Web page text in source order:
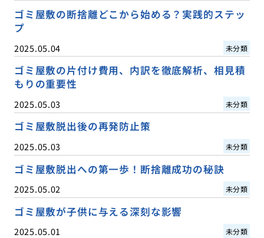
ゴミ屋敷の断捨離どこから始める？実践的ステッ
プ
2025.05.04 未分類
ゴミ屋敷の片付け費用、内訳を徹底解析、相見積
もりの重要性
2025.05.03 未分類
ゴミ屋敷脱出後の再発防止策
2025.05.03 未分類
ゴミ屋敷脱出への第一歩！断捨離成功の秘訣
2025.05.02 未分類
ゴミ屋敷が子供に与える深刻な影響
2025.05.01 未分類